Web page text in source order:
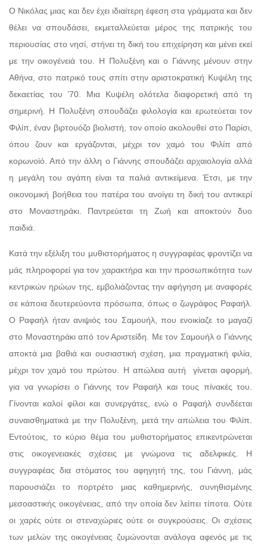
Ο Νικόλας μιας και δεν έχει ιδιαίτερη έφεση στα γράμματα και δεν
θέλει να σπουδάσει, εκμεταλλεύεται μέρος της πατρικής του
περιουσίας στο νησί, στήνει τη δική του επιχείρηση και μένει εκεί
με την οικογένειά του. Η Πολυξένη και ο Γιάννης μένουν στην
Αθήνα, στο πατρικό τους σπίτι στην αριστοκρατική Κυψέλη της
δεκαετίας του ʼ70. Μια Κυψέλη ολότελα διαφορετική από τη
σημερινή. Η Πολυξένη σπουδάζει φιλολογία και ερωτεύεται τον
Φιλίπ, έναν βιρτουόζο βιολιστή, τον οποίο ακολουθεί στο Παρίσι,
όπου ζουν και εργάζονται, μέχρι τον χαμό του Φιλίπ από
κορωνοϊό. Από την άλλη ο Γιάννης σπουδάζει αρχαιολογία αλλά
η μεγάλη του αγάπη είναι τα παλιά αντικείμενα. Έτσι, με την
οικονομική βοήθεια του πατέρα του ανοίγει τη δική του αντικερί
στο Μοναστηράκι. Παντρεύεται τη Ζωή και αποκτούν δυο
παιδιά.
Κατά την εξέλιξη του μυθιστορήματος η συγγραφέας φροντίζει να
μάς πληροφορεί για τον χαρακτήρα και την προσωπικότητα των
κεντρικών ηρώων της, εμβολιάζοντας την αφήγηση με αναφορές
σε κάποια δευτερεύοντα πρόσωπα, όπως ο ζωγράφος Ραφαήλ.
Ο Ραφαήλ ήταν ανιψιός του Σαμουήλ, που ενοικίαζε το μαγαζί
στο Μοναστηράκι από τον Αριστείδη. Με τον Σαμουήλ ο Γιάννης
αποκτά μια βαθιά και ουσιαστική σχέση, μια πραγματική φιλία,
μέχρι τον χαμό του πρώτου. Η απώλεια αυτή
γίνεται αφορμή,
για να γνωρίσει ο Γιάννης τον Ραφαήλ και τους πίνακές του.
Γίνονται καλοί φίλοι και συνεργάτες, ενώ ο Ραφαήλ συνδέεται
συναισθηματικά με την Πολυξένη, μετά την απώλεια του Φιλίπ.
Εντούτοις, το κύριο θέμα του μυθιστορήματος επικεντρώνεται
στις οικογενειακές σχέσεις με γνώμονα τις αδελφικές. Η
συγγραφέας δια στόματος του αφηγητή της, του Γιάννη, μάς
παρουσιάζει το πορτρέτο μιας καθημερινής, συνηθισμένης
μεσοαστικής οικογένειας, από την οποία δεν λείπει τίποτα. Ούτε
οι χαρές ούτε οι στεναχώριες ούτε οι συγκρούσεις. Οι σχέσεις
των μελών της οικογένειας ζυμώνονται ανάλογα αφενός με τις